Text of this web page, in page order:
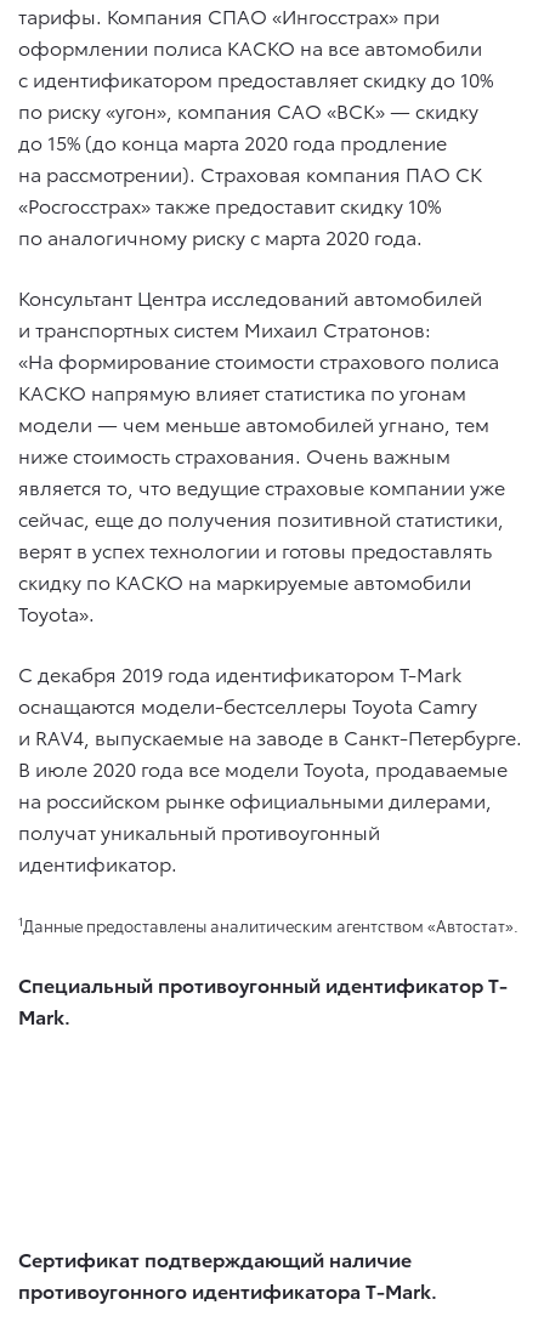
тарифы. Компания СПАО «Ингосстрах» при
оформлении полиса КАСКО на все автомобили
с идентификатором предоставляет скидку до 10%
по риску «угон», компания САО «ВСК» — скидку
до 15% (до конца марта 2020 года продление
на рассмотрении). Страховая компания ПАО СК
«Росгосстрах» также предоставит скидку 10%
по аналогичному риску с марта 2020 года.
Консультант Центра исследований автомобилей
и транспортных систем Михаил Стратонов:
«На формирование стоимости страхового полиса
КАСКО напрямую влияет статистика по угонам
модели — чем меньше автомобилей угнано, тем
ниже стоимость страхования. Очень важным
является то, что ведущие страховые компании уже
сейчас, еще до получения позитивной статистики,
верят в успех технологии и готовы предоставлять
скидку по КАСКО на маркируемые автомобили
Toyota».
С декабря 2019 года идентификатором T-Mark
оснащаются модели-бестселлеры Toyota Camry
и RAV4, выпускаемые на заводе в Санкт-Петербурге.
В июле 2020 года все модели Toyota, продаваемые
на российском рынке официальными дилерами,
получат уникальный противоугонный
идентификатор.
1Данные предоставлены аналитическим агентством «Автостат».
Специальный противоугонный идентификатор T-
Mark.
Сертификат подтверждающий наличие
противоугонного идентификатора T-Mark.